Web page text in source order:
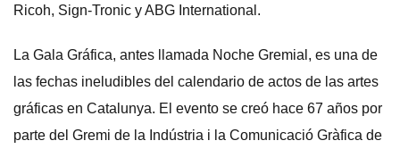
Ricoh, Sign-Tronic y ABG International.
La Gala Gráfica, antes llamada Noche Gremial, es una de
las fechas ineludibles del calendario de actos de las artes
gráficas en Catalunya. El evento se creó hace 67 años por
parte del Gremi de la Indústria i la Comunicació Gràfica de